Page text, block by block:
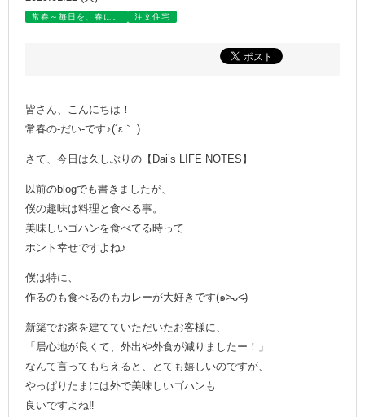
常春～毎日を、春に。 注文住宅
皆さん、こんにちは！
常春の-だい-です♪(´ε｀ )
さて、今日は久しぶりの【Dai’s LIFE NOTES】
以前のblogでも書きましたが、
僕の趣味は料理と食べる事。
美味しいゴハンを食べてる時って
ホント幸せですよね♪
僕は特に、
作るのも食べるのもカレーが大好きです(๑˃̵ᴗ˂̵)
新築でお家を建てていただいたお客様に、
「居心地が良くて、外出や外食が減りましたー！」
なんて言ってもらえると、とても嬉しいのですが、
やっぱりたまには外で美味しいゴハンも
良いですよね‼